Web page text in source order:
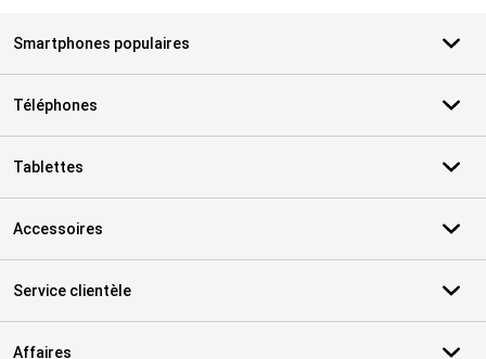
Smartphones populaires
Téléphones
Tablettes
Accessoires
Service clientèle
Affaires